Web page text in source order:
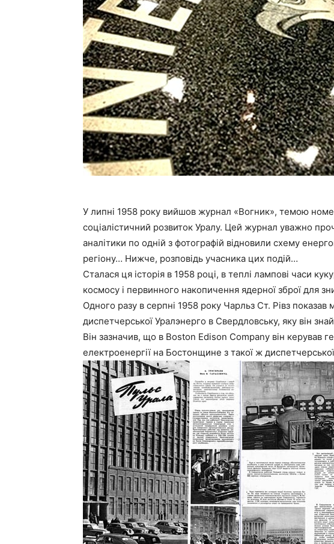
У липні 1958 року вийшов журнал «Вогник», темою
соціалістичний розвиток Уралу. Цей журнал уважно
аналітики по одній з фотографій відновили схему
регіону… Нижче, розповідь учасника цих подій…
Сталася ця історія в 1958 році, в теплі лампові часи
космосу і первинного накопичення ядерної зброї для
Одного разу в серпні 1958 року Чарльз Ст. Рівз показав
диспетчерської Уралэнерго в Свердловську, яку він
Він зазначив, що в Boston Edison Company він керував
електроенергії на Бостонщине з такої ж